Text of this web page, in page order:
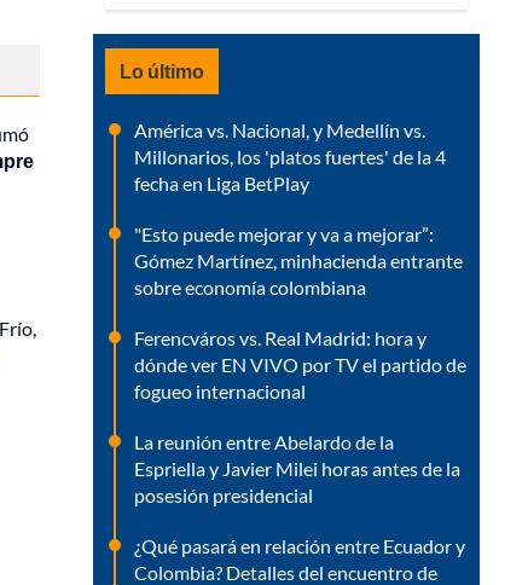
Lo último
América vs. Nacional, y Medellín vs.
Millonarios, los 'platos fuertes' de la 4
fecha en Liga BetPlay
"Esto puede mejorar y va a mejorar”:
Gómez Martínez, minhacienda entrante
sobre economía colombiana
Ferencváros vs. Real Madrid: hora y
dónde ver EN VIVO por TV el partido de
fogueo internacional
La reunión entre Abelardo de la
Espriella y Javier Milei horas antes de la
posesión presidencial
¿Qué pasará en relación entre Ecuador y
Colombia? Detalles del encuentro de